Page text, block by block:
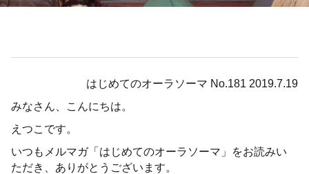
はじめてのオーラソーマ No.181 2019.7.19
みなさん、こんにちは。
えつこです。
いつもメルマガ「はじめてのオーラソーマ」をお読みい
ただき、ありがとうございます。